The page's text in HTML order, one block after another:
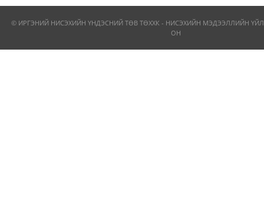
© ИРГЭНИЙ НИСЭХИЙН ҮНДЭСНИЙ ТӨВ ТӨХХК - НИСЭХИЙН МЭДЭЭЛЛИЙН
ОН